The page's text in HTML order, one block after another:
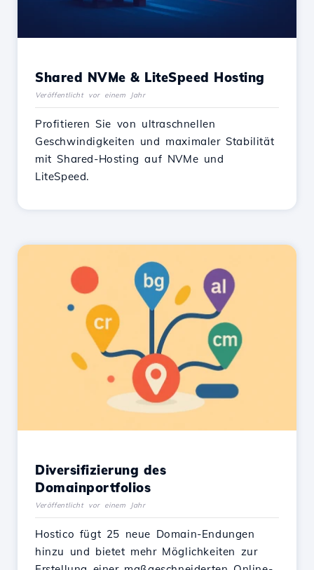
Shared NVMe & LiteSpeed Hosting
Veröffentlicht vor einem Jahr
Profitieren Sie von ultraschnellen
Geschwindigkeiten und maximaler Stabilität
mit Shared-Hosting auf NVMe und
LiteSpeed.
Diversifizierung des
Domainportfolios
Veröffentlicht vor einem Jahr
Hostico fügt 25 neue Domain-Endungen
hinzu und bietet mehr Möglichkeiten zur